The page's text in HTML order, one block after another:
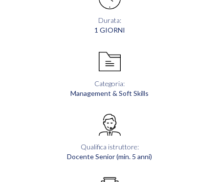
Durata:
1 GIORNI
Categoria:
Management & Soft Skills
Qualifica istruttore:
Docente Senior (min. 5 anni)